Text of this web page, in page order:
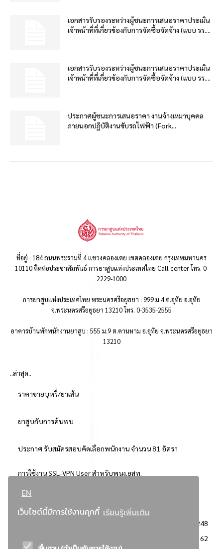
EN
เว็บไซต์นี้มีการใช้งานคุกกี้ เรียนรู้เพิ่มเติม
เอกสารรับรองระหว่างผู้ชนะการเสนอราคาประเมิน
เจ้าหน้าที่ที่เกี่ยวข้องกับการจัดซื้อจัดจ้าง (แบบ รร....
เอกสารรับรองระหว่างผู้ชนะการเสนอราคาประเมิน
เจ้าหน้าที่ที่เกี่ยวข้องกับการจัดซื้อจัดจ้าง (แบบ รร....
ประกาศผู้ชนะการเสนอราคา งานจ้างเหมาบุคคล
ภายนอกปฏิบัติงานขับรถไฟฟ้า (Fork...
ที่อยู่ : 184 ถนนพระรามที่ 4 แขวงคลองเตย เขตคลองเตย กรุงเทพมหานคร
10110 ติดต่อประชาสัมพันธ์ การยาสูบแห่งประเทศไทย Call center โทร. 0-
2229-1000
การยาสูบแห่งประเทศไทย พระนครศรีอยุธยา : 999 ม.4 ต.อุทัย อ.อุทัย
จ.พระนครศรีอยุธยา 13210 โทร. 0-3535-2555
อาคารบ้านพักพนักงานยาสูบ : 555 ม.9 ต.คานหาม อ.อุทัย จ.พระนครศรีอยุธยา
13210
..ล่าสุด..
ราคาขายบุหรี่/ยาเส้น
ยาสูบกับการค้นพบ
ประกาศ รับสมัครสอบคัดเลือกพนักงาน จำนวน 81 อัตรา
การใช้งาน SSL-VPN User สำหรับพนง.ยสท.
..ยอดนิยม..
3248
2362